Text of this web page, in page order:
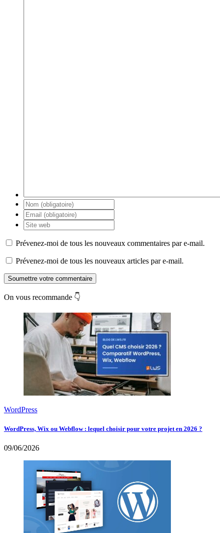
Prévenez-moi de tous les nouveaux commentaires par e-mail.
Prévenez-moi de tous les nouveaux articles par e-mail.
Soumettre votre commentaire
On vous recommande 👇
WordPress
WordPress, Wix ou Webflow : lequel choisir pour votre projet en 2026 ?
09/06/2026